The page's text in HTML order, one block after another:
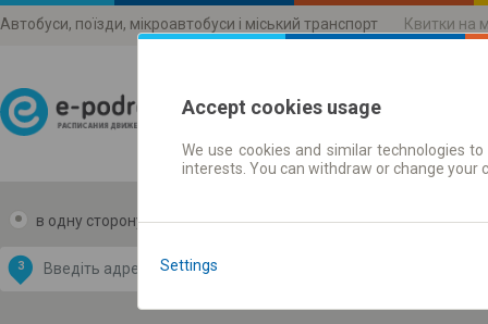
Автобуси, поїзди, мікроавтобуси і міський транспорт Квитки на
Розклади руху
в одну сторону в дві сторони
З
by
OpenStreetMap
Accept cookies usage
We use cookies and similar technologies
interests. You can withdraw or change
Settings